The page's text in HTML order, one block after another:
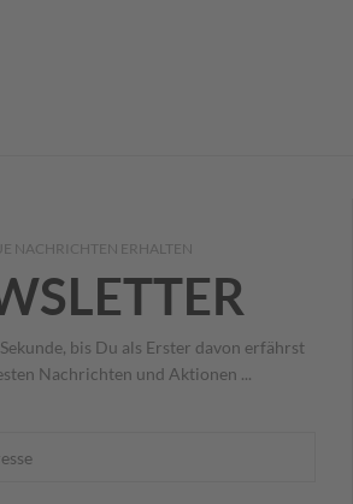
NACHRICHTEN ERHALTEN
bis Du als Erster davon erfährst
Nachrichten und Aktionen ...